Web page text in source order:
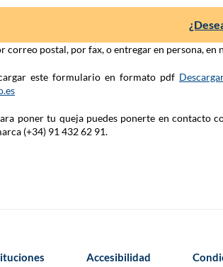
correo postal, por fax, o entregar en persona,
este formulario en formato pdf
poner tu queja puedes ponerte en contacto
(+34) 91 432 62 91.
Accesibilidad